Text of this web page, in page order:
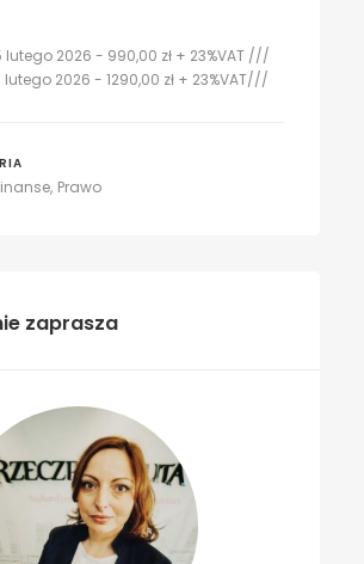
2026 - 990,00 zł + 23%VAT ///
2026 - 1290,00 zł + 23%VAT///
Prawo
zaprasza